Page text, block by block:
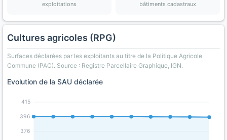
exploitations bâtiments cadastraux
Cultures agricoles (RPG)
Surfaces déclarées par les exploitants au titre de la Politique Agricole
Commune (PAC). Source : Registre Parcellaire Graphique, IGN.
Evolution de la SAU déclarée
376
396
415